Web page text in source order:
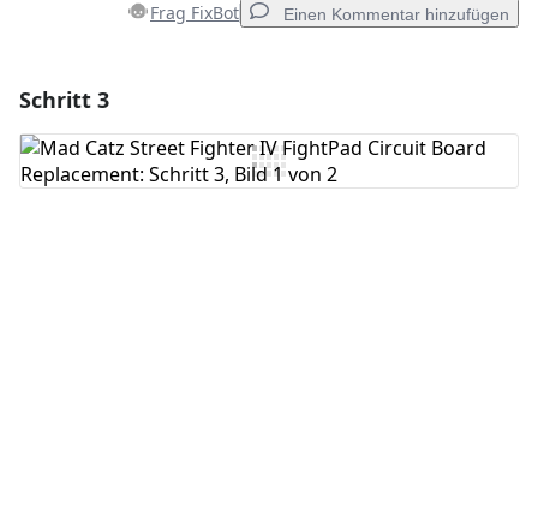
Frag FixBot Einen Kommentar hinzufügen
Kommentar hinzufügen
Schritt 3